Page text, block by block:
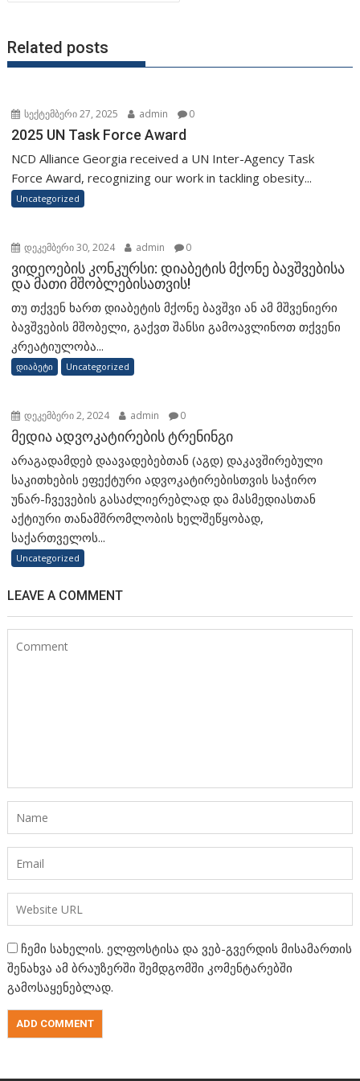
Related posts
სექტემბერი 27, 2025 admin 0
2025 UN Task Force Award
NCD Alliance Georgia received a UN Inter-Agency Task
Force Award, recognizing our work in tackling obesity...
Uncategorized
დეკემბერი 30, 2024 admin 0
ვიდეოების კონკურსი: დიაბეტის მქონე ბავშვებისა
და მათი მშობლებისათვის!
თუ თქვენ ხართ დიაბეტის მქონე ბავშვი ან ამ მშვენიერი
ბავშვების მშობელი, გაქვთ შანსი გამოავლინოთ თქვენი
კრეატიულობა...
დიაბეტი Uncategorized
დეკემბერი 2, 2024 admin 0
მედია ადვოკატირების ტრენინგი
არაგადამდებ დაავადებებთან (აგდ) დაკავშირებული
საკითხების ეფექტური ადვოკატირებისთვის საჭირო
უნარ-ჩვევების გასაძლიერებლად და მასმედიასთან
აქტიური თანამშრომლობის ხელშეწყობად,
საქართველოს...
Uncategorized
LEAVE A COMMENT
ჩემი სახელის. ელფოსტისა და ვებ-გვერდის მისამართის
შენახვა ამ ბრაუზერში შემდგომში კომენტარებში
გამოსაყენებლად.